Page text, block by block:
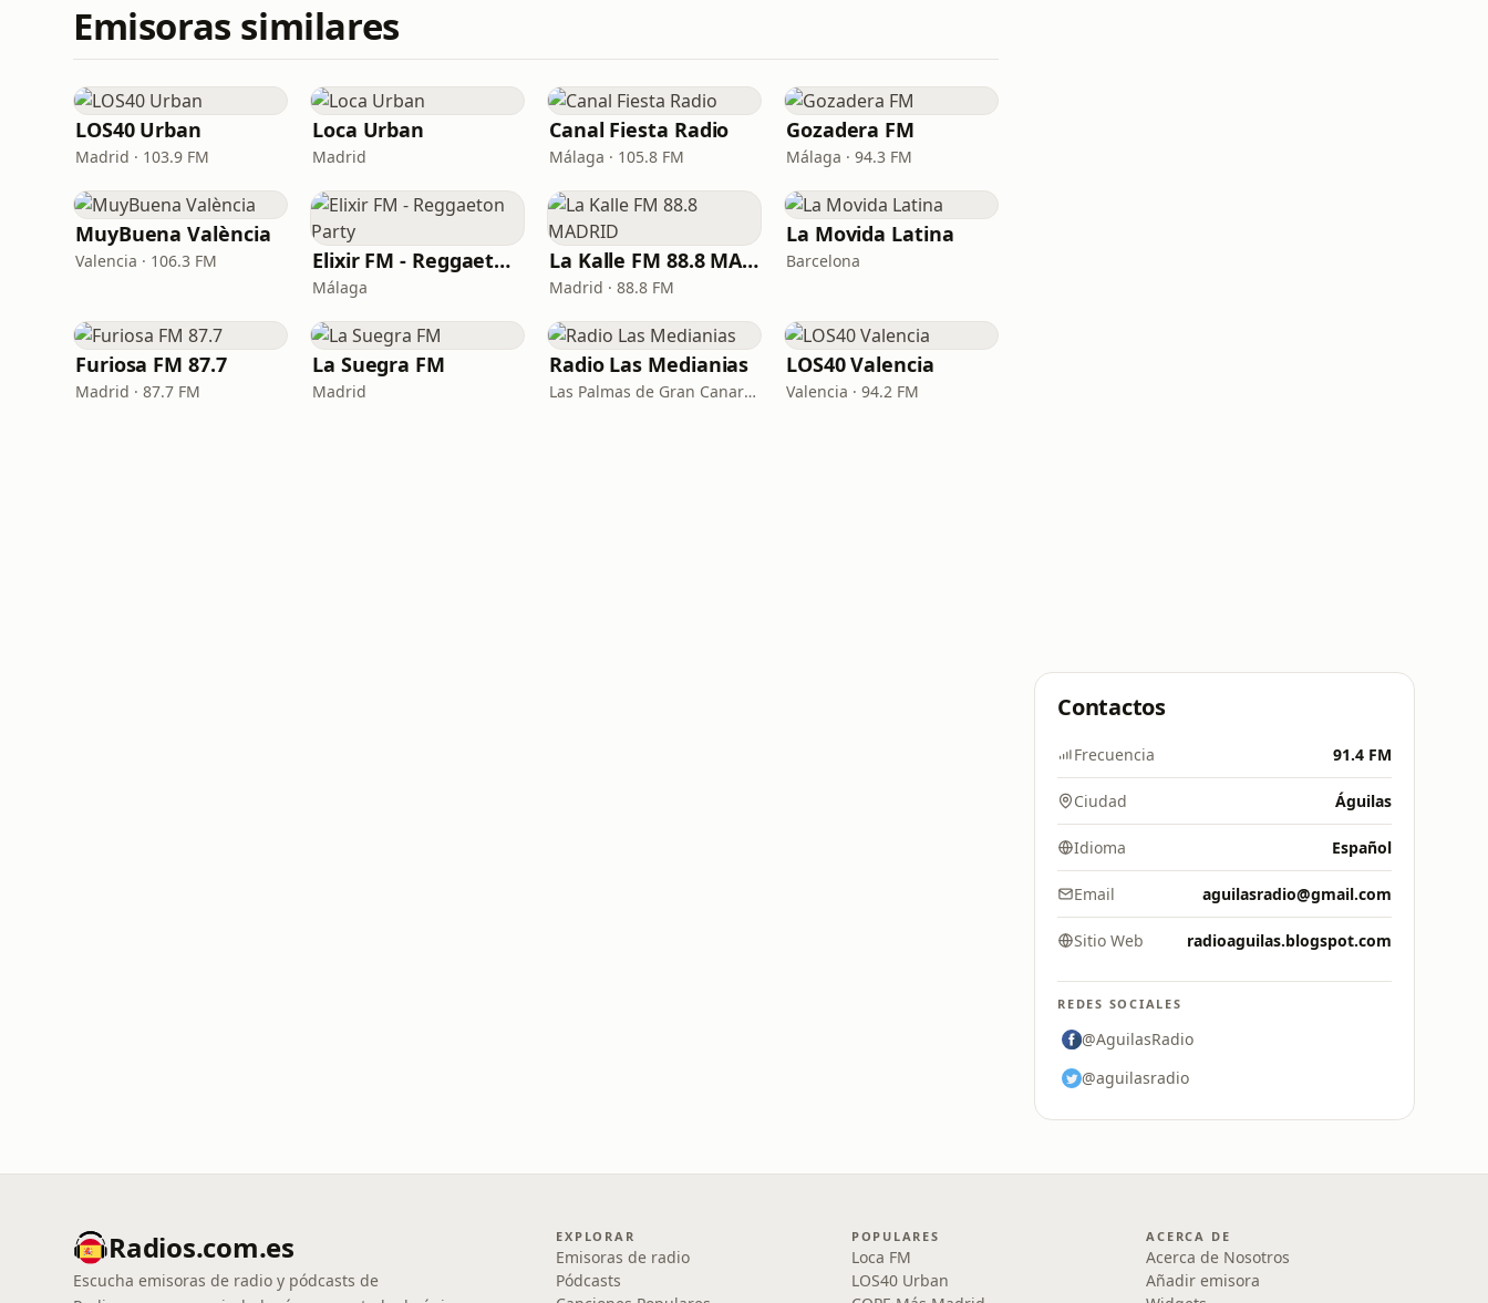
Emisoras similares
LOS40 Urban
Madrid · 103.9 FM
Loca Urban
Madrid
Canal Fiesta Radio
Málaga · 105.8 FM
Gozadera FM
Málaga · 94.3 FM
MuyBuena València
Valencia · 106.3 FM Elixir FM - Reggaeton Party
Málaga
La Kalle FM 88.8 MADRID
Madrid · 88.8 FM
La Movida Latina
Barcelona
Furiosa FM 87.7
Madrid · 87.7 FM
La Suegra FM
Madrid
Radio Las Medianias
Las Palmas de Gran Canaria · 92.2 FM, 100.2 FM, 98.7 FM
LOS40 Valencia
Valencia · 94.2 FM
Contactos
Frecuencia 91.4 FM
Ciudad Águilas
Idioma Español
Email aguilasradio@gmail.com
Sitio Web radioaguilas.blogspot.com
REDES SOCIALES
@AguilasRadio
@aguilasradio
Radios.com.es
Escucha emisoras de radio y pódcasts de
EXPLORAR
Emisoras de radio
Pódcasts
POPULARES
Loca FM
LOS40 Urban
ACERCA DE
Acerca de Nosotros
Añadir emisora